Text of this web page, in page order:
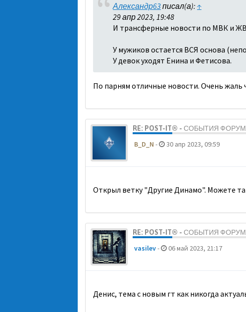
Александр63писал(а): ↑
29 апр 2023, 19:48
И трансферные новости по МВК и
У мужиков остается ВСЯ основа
У девок уходят Енина и Фетисова.
По парням отличные новости. Очень
RE: POST-IT® - СОБЫТИЯ
B_D_N - 30 апр 2023, 09:59
Открыл ветку "Другие Динамо". Можете
RE: POST-IT® - СОБЫТИЯ
vasilev- 06 май 2023, 21:17
Денис, тема с новым гт как никогда